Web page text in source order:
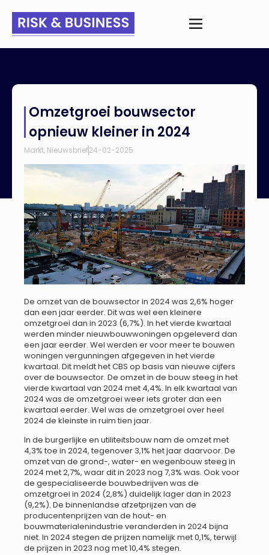
2024Omzetgroei bouwsector
opnieuw kleiner in 2024
Markt, Nieuwsbrief24-02-2025
De omzet van de bouwsector in 2024 was 2,6% hoger
dan een jaar eerder. Dit was wel een kleinere
omzetgroei dan in 2023 (6,7%). In het vierde kwartaal
werden minder nieuwbouwwoningen opgeleverd dan
een jaar eerder. Wel werden er voor meer te bouwen
woningen vergunningen afgegeven in het vierde
kwartaal. Dit meldt het CBS op basis van nieuwe cijfers
over de bouwsector. De omzet in de bouw steeg in het
vierde kwartaal van 2024 met 4,4%. In elk kwartaal van
2024 was de omzetgroei weer iets groter dan een
kwartaal eerder. Wel was de omzetgroei over heel
2024 de kleinste in ruim tien jaar.
In de burgerlijke en utiliteitsbouw nam de omzet met
4,3% toe in 2024, tegenover 3,1% het jaar daarvoor. De
omzet van de grond-, water- en wegenbouw steeg in
2024 met 2,7%, waar dit in 2023 nog 7,3% was. Ook voor
de gespecialiseerde bouwbedrijven was de
omzetgroei in 2024 (2,8%) duidelijk lager dan in 2023
(9,2%). De binnenlandse afzetprijzen van de
producentenprijzen van de hout- en
bouwmaterialenindustrie veranderden in 2024 bijna
niet. In 2024 stegen de prijzen namelijk met 0,1%, terwijl
de prijzen in 2023 nog met 10,4% stegen.